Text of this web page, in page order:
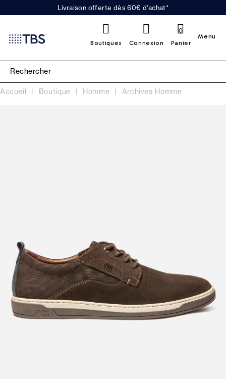
Livraison offerte dès 60€ d'achat*
Boutiques Connexion Panier
0
Menu
Accueil Boutique Homme Archives Homme